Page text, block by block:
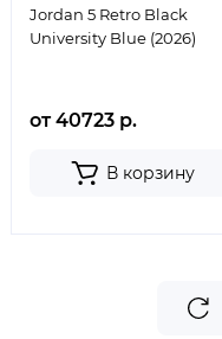
Jordan 5 Retro Black
University Blue (2026)
от 40723 р.
В корзину